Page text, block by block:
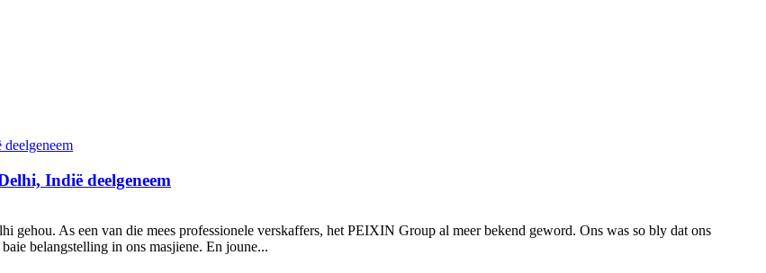
Indië deelgeneem
gehou. As een van die mees professionele verskaffers, het PEIXIN Group al meer bekend geword. Ons was so bly dat ons
belangstelling in ons masjiene. En joune...